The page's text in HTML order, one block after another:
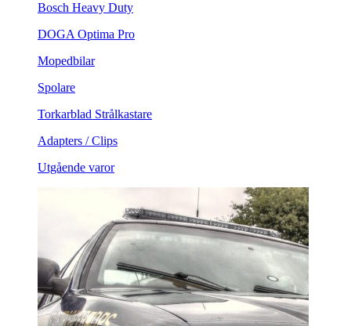
Bosch Heavy Duty
DOGA Optima Pro
Mopedbilar
Spolare
Torkarblad Strålkastare
Adapters / Clips
Utgående varor